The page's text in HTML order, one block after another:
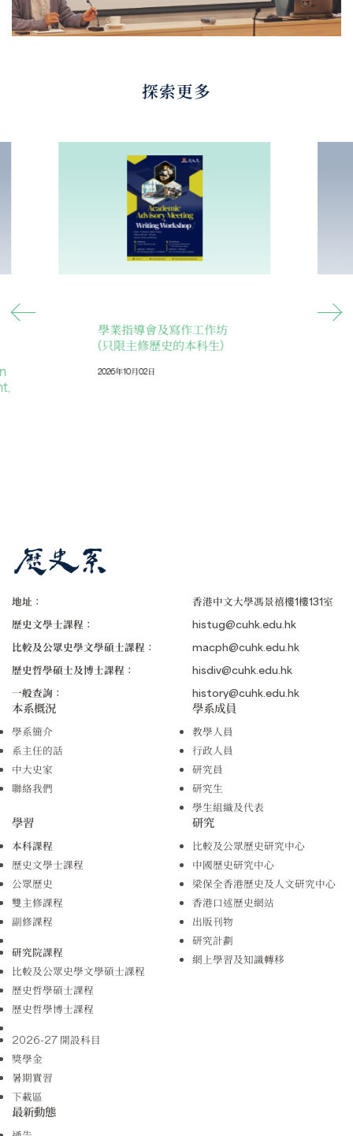
探索更多
學業指導會及寫作工作坊
(只限主修歷史的本科生)
2026年10月02日
地址：
香港中文大學馮景禧樓1樓131室
歷史文學士課程：
histug@cuhk.edu.hk
比較及公眾史學文學碩士課程：
macph@cuhk.edu.hk
歷史哲學碩士及博士課程：
hisdiv@cuhk.edu.hk
一般查詢：
history@cuhk.edu.hk
本系概況
學系簡介
系主任的話
中大史家
聯絡我們
學系成員
教學人員
行政人員
研究員
研究生
學生組織及代表
學習
本科課程
歷史文學士課程
公眾歷史
雙主修課程
副修課程
研究院課程
比較及公眾史學文學碩士課程
歷史哲學碩士課程
歷史哲學博士課程
2026-27 開設科目
獎學金
暑期實習
下載區
研究
比較及公眾歷史研究中心
中國歷史研究中心
梁保全香港歷史及人文研究中心
香港口述歷史網站
出版刊物
研究計劃
網上學習及知識轉移
最新動態